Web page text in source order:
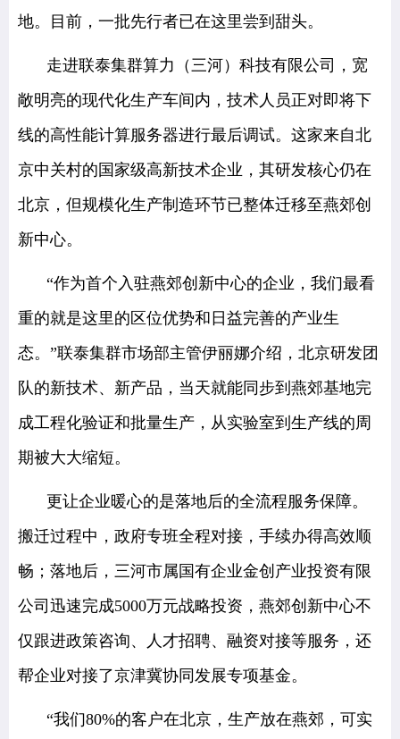
地。目前，一批先行者已在这里尝到甜头。
走进联泰集群算力（三河）科技有限公司，宽
敞明亮的现代化生产车间内，技术人员正对即将下
线的高性能计算服务器进行最后调试。这家来自北
京中关村的国家级高新技术企业，其研发核心仍在
北京，但规模化生产制造环节已整体迁移至燕郊创
新中心。
“作为首个入驻燕郊创新中心的企业，我们最看
重的就是这里的区位优势和日益完善的产业生
态。”联泰集群市场部主管伊丽娜介绍，北京研发团
队的新技术、新产品，当天就能同步到燕郊基地完
成工程化验证和批量生产，从实验室到生产线的周
期被大大缩短。
更让企业暖心的是落地后的全流程服务保障。
搬迁过程中，政府专班全程对接，手续办得高效顺
畅；落地后，三河市属国有企业金创产业投资有限
公司迅速完成5000万元战略投资，燕郊创新中心不
仅跟进政策咨询、人才招聘、融资对接等服务，还
帮企业对接了京津冀协同发展专项基金。
“我们80%的客户在北京，生产放在燕郊，可实